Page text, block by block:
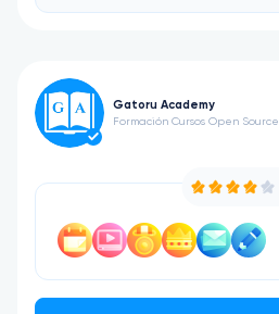
Gatoru Academy
Formación Cursos Open Source